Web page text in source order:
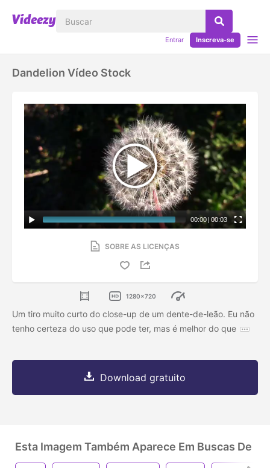
Entrar Inscreva-se
Dandelion Vídeo Stock
00:00 | 00:03
SOBRE AS LICENÇAS
1280x720
Um tiro muito curto do close-up de um dente-de-leão. Eu não
tenho certeza do uso que pode ter, mas é melhor do que
Download gratuito
Esta Imagem Também Aparece Em Buscas De